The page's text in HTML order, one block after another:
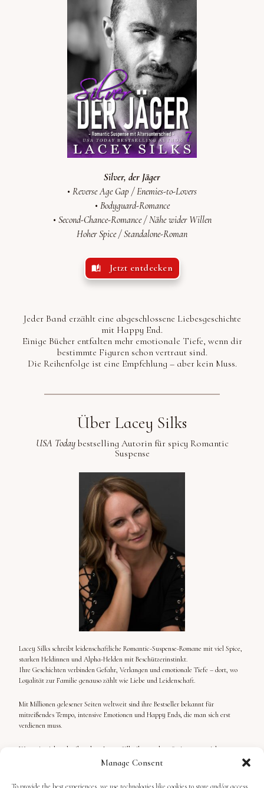
Manage Consent
To provide the best experiences, we use technologies like cookies to store and/or access
Silver, der Jäger
• Reverse Age Gap / Enemies-to-Lovers
• Bodyguard-Romance
• Second-Chance-Romance /Nähe wider Willen
Hoher Spice / Standalone-Roman
Jetzt entdecken
Jeder Band erzählt eine abgeschlossene Liebesgeschichte
mit Happy End.
Einige Bücher entfalten mehr emotionale Tiefe, wenn dir
bestimmte Figuren schon vertraut sind.
Die Reihenfolge ist eine Empfehlung – aber kein Muss.
Über Lacey Silks
USA Todaybestselling Autorin für spicy Romantic
Suspense
Lacey Silks schreibt leidenschaftliche Romantic-Suspense-Romane mit viel Spice,
starken Heldinnen und Alpha-Helden mit Beschützerinstinkt.
Ihre Geschichten verbinden Gefahr, Verlangen und emotionale Tiefe – dort, wo
Loyalität zur Familie genauso zählt wie Liebe und Leidenschaft.
Mit Millionen gelesener Seiten weltweit sind ihre Bestseller bekannt für
mitreißendes Tempo, intensive Emotionen und Happy Ends, die man sich erst
verdienen muss.
Wenn sie nicht schreibt, plant Lacey Silks ihre nächste Serie – angetrieben von
Kaffee, starken Frauenfiguren und ihrer Schwäche für moralisch graue Helden.